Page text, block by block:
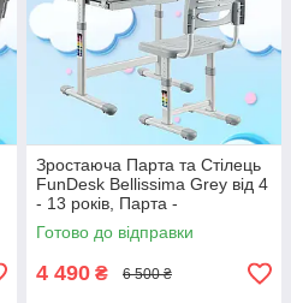
Зростаюча Парта та Стілець
FunDesk Bellissima Grey від 4
- 13 років, Парта -
Трансформер Учнівський
Стіл для Школярів Сірий
Готово до відправки
4 490 ₴ 6 500 ₴